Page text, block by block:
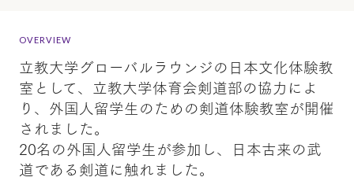
OVERVIEW
立教大学グローバルラウンジの日本文化体験教
室として、立教大学体育会剣道部の協力によ
り、外国人留学生のための剣道体験教室が開催
されました。
20名の外国人留学生が参加し、日本古来の武
道である剣道に触れました。